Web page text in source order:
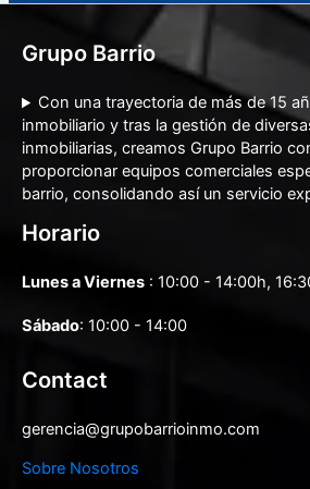
Grupo Barrio
Con una trayectoria de más de 15
inmobiliario y tras la gestión de
inmobiliarias, creamos Grupo Barrio
proporcionar equipos comerciales
barrio, consolidando así un servicio
Horario
Lunes a Viernes : 10:00 - 14:00h,
Sábado: 10:00 - 14:00
Contact
gerencia@grupobarrioinmo.com
Sobre Nosotros